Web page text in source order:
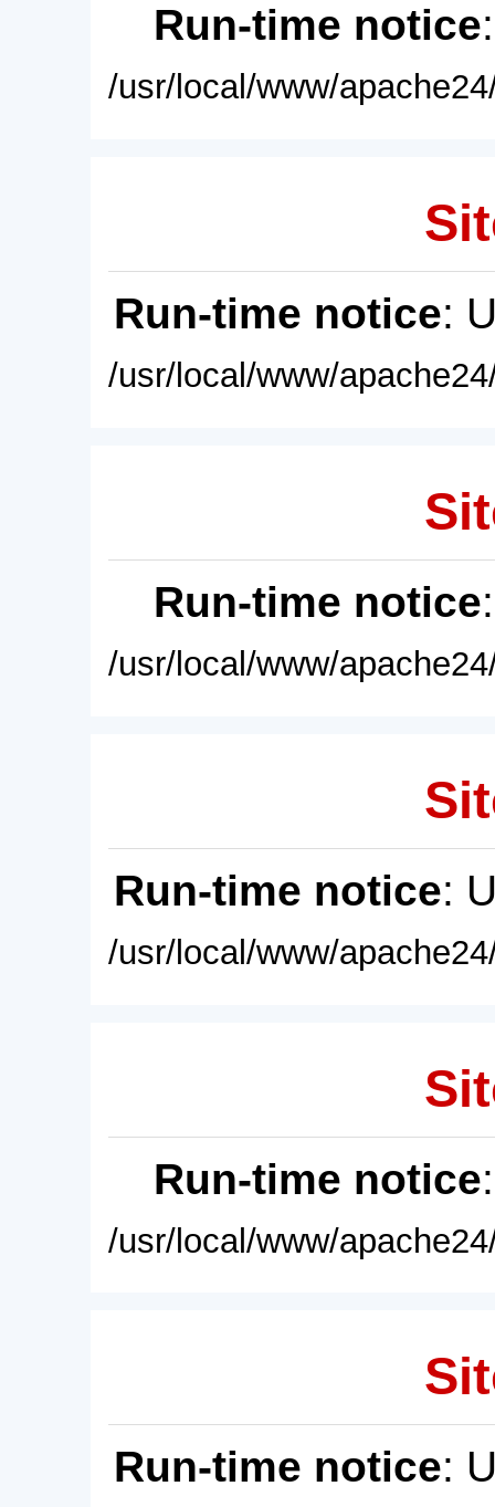
Run-time notice
/usr/local/www/
Run-time notice:
/usr/local/www/
Run-time notice
/usr/local/www/
Run-time notice:
/usr/local/www/
Run-time notice
/usr/local/www/
Run-time notice: